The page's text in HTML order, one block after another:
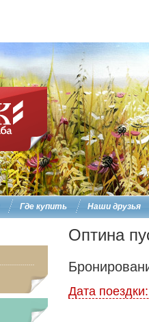
Где купить Наши друзья
Оптина
Дата